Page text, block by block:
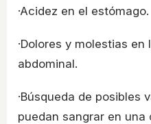
·Acidez en el estómago.
·Dolores y molestias
abdominal.
·Búsqueda de posibles
puedan sangrar en una